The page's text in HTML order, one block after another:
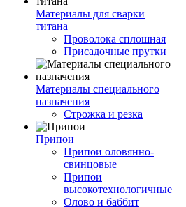
Материалы для сварки
титана
Проволока сплошная
Присадочные прутки
Материалы специального
назначения
Строжка и резка
Припои
Припои оловянно-
свинцовые
Припои
высокотехнологичные
Олово и баббит